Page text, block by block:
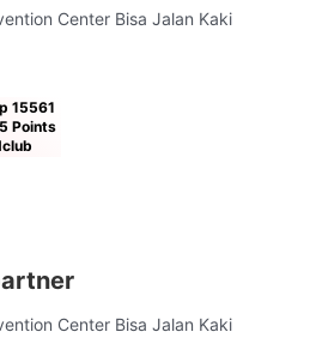
Center Bisa Jalan Kaki
15561
Points
Center Bisa Jalan Kaki